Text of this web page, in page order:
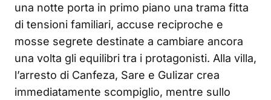
una notte porta in primo piano una trama fitta
di tensioni familiari, accuse reciproche e
mosse segrete destinate a cambiare ancora
una volta gli equilibri tra i protagonisti. Alla villa,
l’arresto di Canfeza, Sare e Gulizar crea
immediatamente scompiglio, mentre sullo